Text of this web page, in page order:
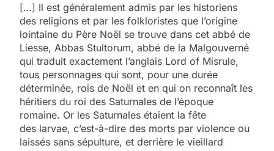
[…] Il est généralement admis par les historiens
des religions et par les folkloristes que l’origine
lointaine du Père Noël se trouve dans cet abbé de
Liesse, Abbas Stultorum, abbé de la Malgouverné
qui traduit exactement l’anglais Lord of Misrule,
tous personnages qui sont, pour une durée
déterminée, rois de Noël et en qui on reconnaît les
héritiers du roi des Saturnales de l’époque
romaine. Or les Saturnales étaient la fête
des larvae, c’est-à-dire des morts par violence ou
laissés sans sépulture, et derrière le vieillard